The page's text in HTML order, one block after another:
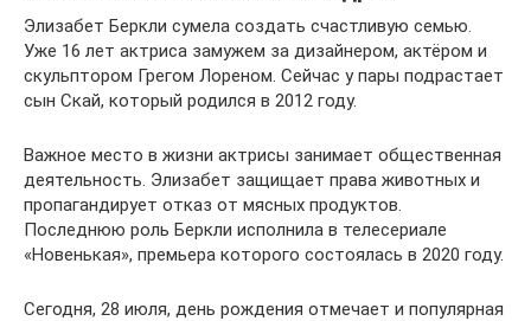
Элизабет Беркли сумела создать счастливую семью.
Уже 16 лет актриса замужем за дизайнером, актёром и
скульптором Грегом Лореном. Сейчас у пары подрастает
сын Скай, который родился в 2012 году.
Важное место в жизни актрисы занимает общественная
деятельность. Элизабет защищает права животных и
пропагандирует отказ от мясных продуктов.
Последнюю роль Беркли исполнила в телесериале
«Новенькая», премьера которого состоялась в 2020 году.
Сегодня, 28 июля, день рождения отмечает и популярная